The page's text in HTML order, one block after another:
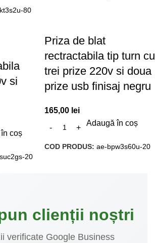
80
si
coș
20
Priza de blat
rectractabila tip turn cu
trei prize 220v si doua
prize usb finisaj negru
165,00 lei
Adaugă în coș
COD PRODUS: ae-bpw3s60u-20
clienții noștri
verificate Google Business